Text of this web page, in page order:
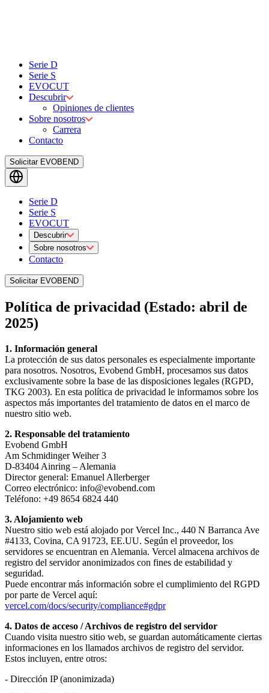
Serie D
Serie S
EVOCUT
Descubrir
Opiniones de clientes
Sobre nosotros
Carrera
Contacto
Solicitar EVOBEND
Serie D
Serie S
EVOCUT
Descubrir
Sobre nosotros
Contacto
Solicitar EVOBEND
Política de privacidad (Estado: abril de
2025)
1. Información general
La protección de sus datos personales es especialmente importante
para nosotros. Nosotros, Evobend GmbH, procesamos sus datos
exclusivamente sobre la base de las disposiciones legales (RGPD,
TKG 2003). En esta política de privacidad le informamos sobre los
aspectos más importantes del tratamiento de datos en el marco de
nuestro sitio web.
2. Responsable del tratamiento
Evobend GmbH
Am Schmidinger Weiher 3
D-83404 Ainring – Alemania
Director general: Emanuel Allerberger
Correo electrónico: info@evobend.com
Teléfono: +49 8654 6824 440
3. Alojamiento web
Nuestro sitio web está alojado por Vercel Inc., 440 N Barranca Ave
#4133, Covina, CA 91723, EE.UU. Según el proveedor, los
servidores se encuentran en Alemania. Vercel almacena archivos de
registro del servidor anonimizados con fines de estabilidad y
seguridad.
Puede encontrar más información sobre el cumplimiento del RGPD
por parte de Vercel aquí:
vercel.com/docs/security/compliance#gdpr
4. Datos de acceso / Archivos de registro del servidor
Cuando visita nuestro sitio web, se guardan automáticamente ciertas
informaciones en los llamados archivos de registro del servidor.
Estos incluyen, entre otros:
- Dirección IP (anonimizada)